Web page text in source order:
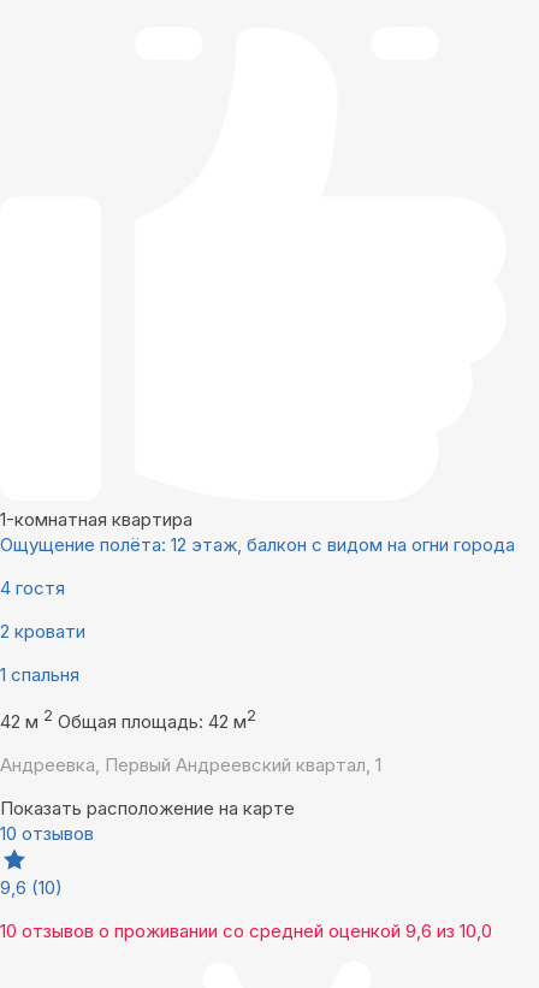
1-комнатная квартира
Ощущение полёта: 12 этаж, балкон с видом на огни города
4 гостя
2 кровати
1 спальня
42 м 2 Общая площадь: 42 м2
Андреевка, Первый Андреевский квартал, 1
Показать расположение на карте
10 отзывов
9,6 (10)
10 отзывов о проживании со средней оценкой 9,6 из 10,0